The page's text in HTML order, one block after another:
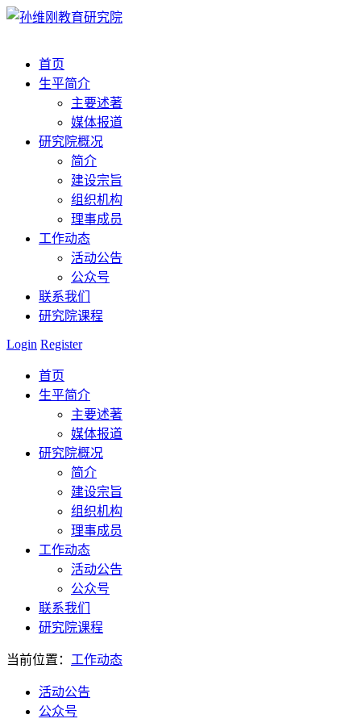
首页
生平简介
主要述著
媒体报道
研究院概况
简介
建设宗旨
组织机构
理事成员
工作动态
活动公告
公众号
联系我们
研究院课程
Login Register
首页
生平简介
主要述著
媒体报道
研究院概况
简介
建设宗旨
组织机构
理事成员
工作动态
活动公告
公众号
联系我们
研究院课程
当前位置： 工作动态
活动公告
公众号